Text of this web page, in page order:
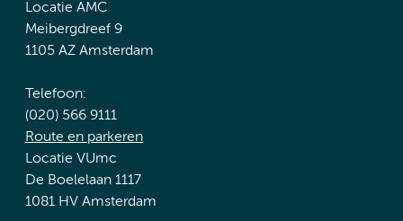
Locatie AMC
Meibergdreef 9
1105 AZ Amsterdam
Telefoon:
(020) 566 9111
Route en parkeren
Locatie VUmc
De Boelelaan 1117
1081 HV Amsterdam